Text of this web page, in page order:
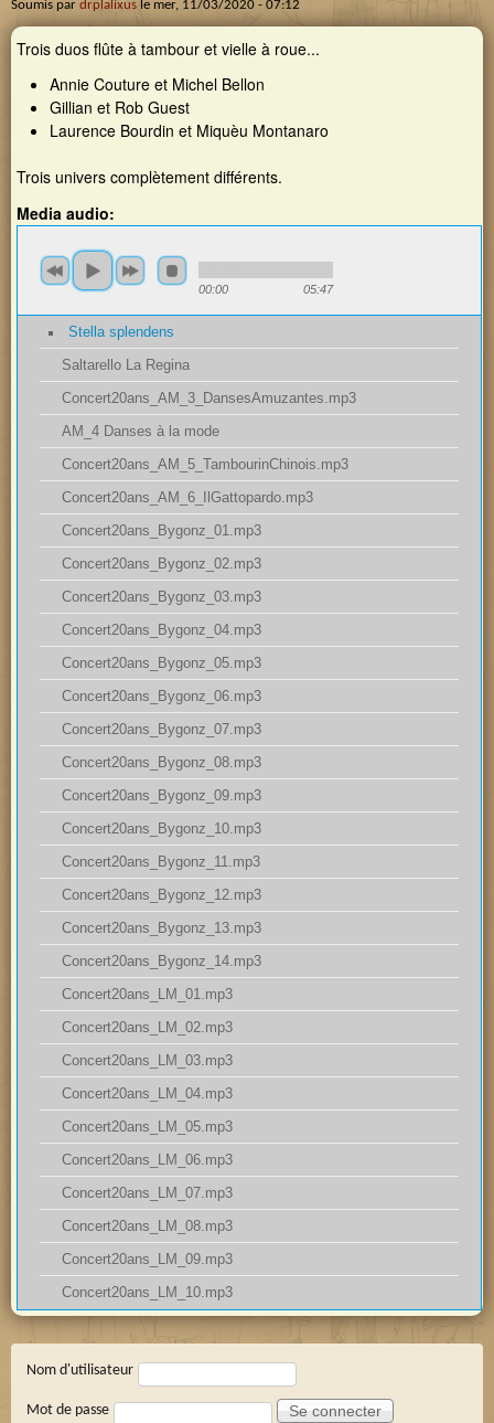
Concert des 20 ans
Les 20 ans de Galouvielle en images
Mot de passe
Demander un nouveau mot de passe
Rechercher
Soumis par drplalixus le mer, 11/03/2020 - 07:12
Trois duos flûte à tambour et vielle à roue...
Annie Couture et Michel Bellon
Gillian et Rob Guest
Laurence Bourdin et Miquèu Montanaro
Trois univers complètement différents.
Media audio:
00:00 05:47
Stella splendens
Saltarello La Regina
Concert20ans_AM_3_DansesAmuzantes.mp3
AM_4 Danses à la mode
Concert20ans_AM_5_TambourinChinois.mp3
Concert20ans_AM_6_IlGattopardo.mp3
Concert20ans_Bygonz_01.mp3
Concert20ans_Bygonz_02.mp3
Concert20ans_Bygonz_03.mp3
Concert20ans_Bygonz_04.mp3
Concert20ans_Bygonz_05.mp3
Concert20ans_Bygonz_06.mp3
Concert20ans_Bygonz_07.mp3
Concert20ans_Bygonz_08.mp3
Concert20ans_Bygonz_09.mp3
Concert20ans_Bygonz_10.mp3
Concert20ans_Bygonz_11.mp3
Concert20ans_Bygonz_12.mp3
Concert20ans_Bygonz_13.mp3
Concert20ans_Bygonz_14.mp3
Concert20ans_LM_01.mp3
Concert20ans_LM_02.mp3
Concert20ans_LM_03.mp3
Concert20ans_LM_04.mp3
Concert20ans_LM_05.mp3
Concert20ans_LM_06.mp3
Concert20ans_LM_07.mp3
Concert20ans_LM_08.mp3
Concert20ans_LM_09.mp3
Concert20ans_LM_10.mp3
Connexion membre
Nom d'utilisateur
Mot de passe